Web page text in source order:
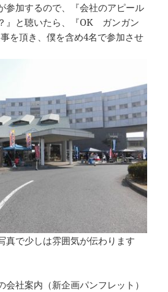
加するので、『会社のアピール
』と聴いたら、『OK ガンガン
を頂き、僕を含め4名で参加させ
真で少しは雰囲気が伝わります
会社案内（新企画パンフレット）